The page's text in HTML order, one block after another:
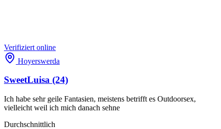
Verifiziert online
Hoyerswerda
SweetLuisa (24)
Ich habe sehr geile Fantasien, meistens betrifft es Outdoorsex,
vielleicht weil ich mich danach sehne
Durchschnittlich